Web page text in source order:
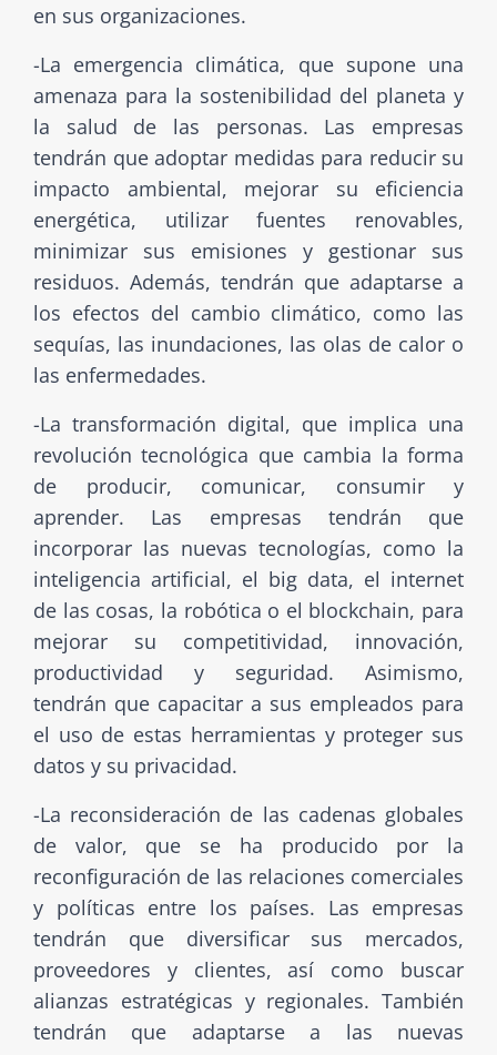
en sus organizaciones.
-La emergencia climática, que supone una
amenaza para la sostenibilidad del planeta y
la salud de las personas. Las empresas
tendrán que adoptar medidas para reducir su
impacto ambiental, mejorar su eficiencia
energética, utilizar fuentes renovables,
minimizar sus emisiones y gestionar sus
residuos. Además, tendrán que adaptarse a
los efectos del cambio climático, como las
sequías, las inundaciones, las olas de calor o
las enfermedades.
-La transformación digital, que implica una
revolución tecnológica que cambia la forma
de producir, comunicar, consumir y
aprender. Las empresas tendrán que
incorporar las nuevas tecnologías, como la
inteligencia artificial, el big data, el internet
de las cosas, la robótica o el blockchain, para
mejorar su competitividad, innovación,
productividad y seguridad. Asimismo,
tendrán que capacitar a sus empleados para
el uso de estas herramientas y proteger sus
datos y su privacidad.
-La reconsideración de las cadenas globales
de valor, que se ha producido por la
reconfiguración de las relaciones comerciales
y políticas entre los países. Las empresas
tendrán que diversificar sus mercados,
proveedores y clientes, así como buscar
alianzas estratégicas y regionales. También
tendrán que adaptarse a las nuevas